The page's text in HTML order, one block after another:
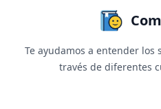
Te ayudamos a entender los
través de diferentes